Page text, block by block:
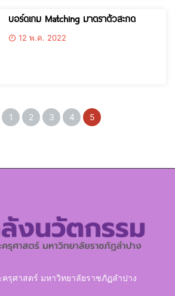
บอร์ดเกม Matching มาตราตัวสะกด
12 พ.ค. 2022
1 2 3 4 5
รุศาสตร์ มหาวิทยาลัยราชภัฏลำปาง